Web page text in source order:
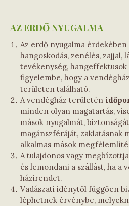
AZ ERDŐ NYUGALMA
Az erdő nyugalma
hangoskodás, zenélés, zajjal,
tevékenység,
figyelembe, hogy a
területen található.
A vendégház területén
minden olyan magatartás,
mások nyugalmát,
magánszféráját, zaklatásnak
alkalmas mások
A tulajdonos vagy
és lemondani a szállást, ha a
házirendet.
Vadászati idénytől függően
léphetnek érvénybe,